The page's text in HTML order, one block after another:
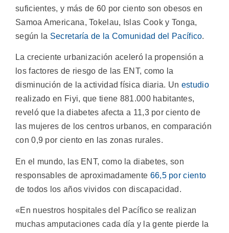
suficientes, y más de 60 por ciento son obesos en
Samoa Americana, Tokelau, Islas Cook y Tonga,
según la Secretaría de la Comunidad del Pacífico.
La creciente urbanización aceleró la propensión a
los factores de riesgo de las ENT, como la
disminución de la actividad física diaria. Un estudio
realizado en Fiyi, que tiene 881.000 habitantes,
reveló que la diabetes afecta a 11,3 por ciento de
las mujeres de los centros urbanos, en comparación
con 0,9 por ciento en las zonas rurales.
En el mundo, las ENT, como la diabetes, son
responsables de aproximadamente 66,5 por ciento
de todos los años vividos con discapacidad.
«En nuestros hospitales del Pacífico se realizan
muchas amputaciones cada día y la gente pierde la